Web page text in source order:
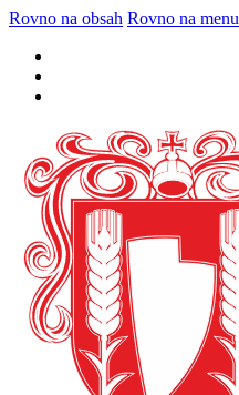
Rovno na obsah Rovno na menu